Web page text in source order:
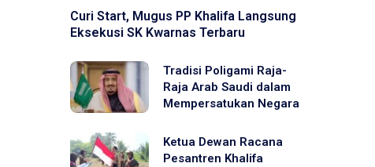
Curi Start, Mugus PP Khalifa Langsung
Eksekusi SK Kwarnas Terbaru
Tradisi Poligami Raja-
Raja Arab Saudi dalam
Mempersatukan Negara
Ketua Dewan Racana
Pesantren Khalifa